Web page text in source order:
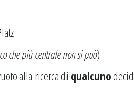
che più centrale non si può)
alla ricerca di qualcuno